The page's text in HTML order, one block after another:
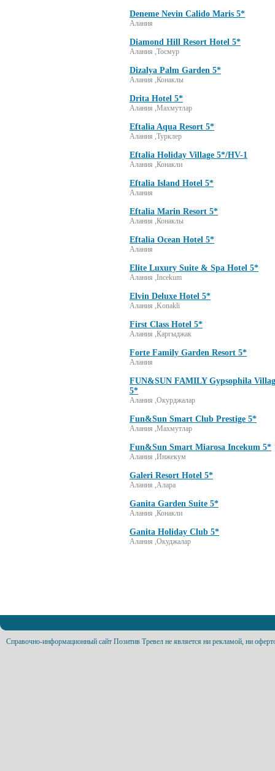
Deneme Nevin Calido Maris 5*
Алания
Diamond Hill Resort Hotel 5*
Алания ,Тосмур
Dizalya Palm Garden 5*
Алания ,Конаклы
Drita Hotel 5*
Алания ,Махмутлар
Eftalia Aqua Resort 5*
Алания ,Турклер
Eftalia Holiday Village 5*/HV-1
Алания ,Конакли
Eftalia Island Hotel 5*
Алания
Eftalia Marin Resort 5*
Алания ,Конаклы
Eftalia Ocean Hotel 5*
Алания
Elite Luxury Suite & Spa Hotel 5*
Алания ,Incekum
Elvin Deluxe Hotel 5*
Алания ,Konakli
First Class Hotel 5*
Алания ,Каргыджак
Forte Family Garden Resort 5*
Алания
FUN&SUN FAMILY Gypsophila
5*
Алания ,Окурджалар
Fun&Sun Smart Club Prestige 5*
Алания ,Махмутлар
Fun&Sun Smart Miarosa Incekum 5*
Алания ,Инжекум
Galeri Resort Hotel 5*
Алания ,Алара
Ganita Garden Suite 5*
Алания ,Конакли
Ganita Holiday Club 5*
Алания ,Окуджалар
Справочно-информационный сайт Позитив Тревел не является ни рекламой, ни